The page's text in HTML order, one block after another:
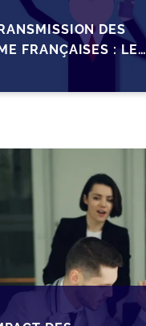
DES
FRANÇAISES : LES
DUTREIL